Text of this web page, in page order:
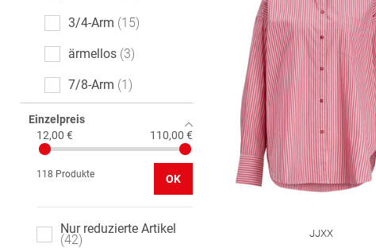
kariert 1
melange 1
3/4-Arm 15
ärmellos 3
7/8-Arm 1
Einzelpreis
12,00 €
110,00 €
118 Produkte OK
Nur reduzierte Artikel
42 JJXX